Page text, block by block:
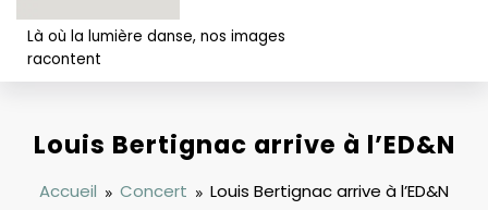
Là où la lumière danse, nos images
racontent
Louis Bertignac arrive à l’ED&N
Accueil Concert Louis Bertignac arrive à l’ED&N